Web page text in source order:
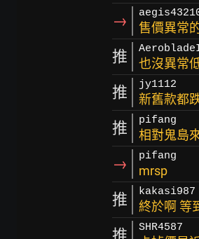
→ 售價異常
推 也沒異常
推 jy1112
新舊款都
推 pifang
相對鬼島
→ pifang
mrsp
推 kakasi987
終於啊 等
推 SHR4587